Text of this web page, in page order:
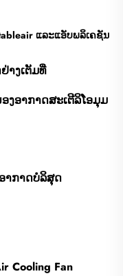
ແລະແອັບພລິເຄຊັນ
າງເຕັມທີ່
ອາກາດສະເຕີລິໂອມຸມ
າກາດບໍລິສຸດ
Cooling Fan